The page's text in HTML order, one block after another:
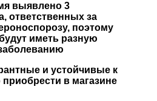
выявлено 3
ответственных за
поэтому
иметь разную
и устойчивые к
в магазине